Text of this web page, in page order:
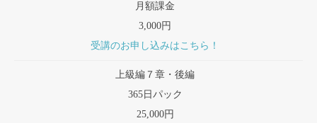
月額課金
3,000円
受講のお申し込みはこちら！
上級編７章・後編
365日パック
25,000円